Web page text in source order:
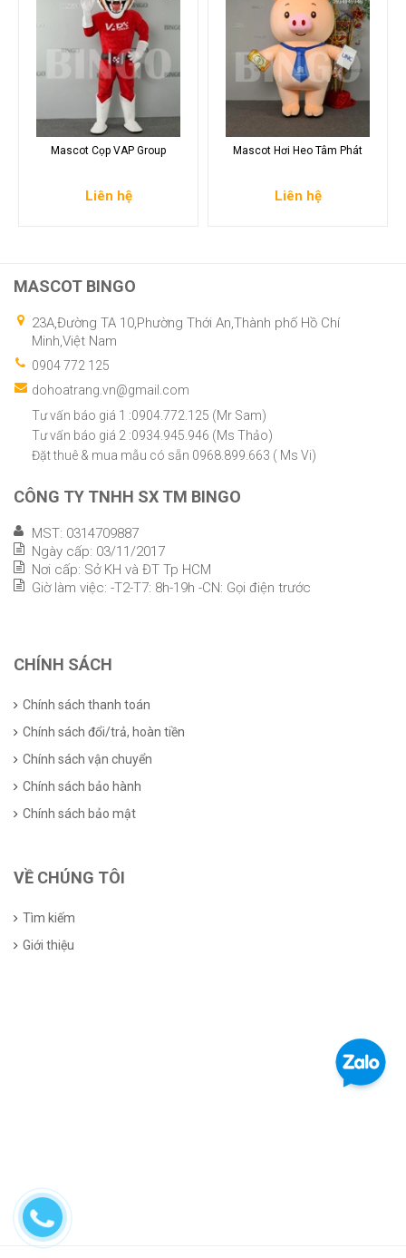
Mascot Cọp VAP Group
Liên hệ
Mascot Hơi Heo Tâm Phát
Liên hệ
MASCOT BINGO
23A,Đường TA 10,Phường Thới An,Thành phố Hồ Chí
Minh,Việt Nam
0904 772 125
dohoatrang.vn@gmail.com
Tư vấn báo giá 1 :0904.772.125 (Mr Sam)
Tư vấn báo giá 2 :0934.945.946 (Ms Thảo)
Đặt thuê & mua mẫu có sẵn 0968.899.663 ( Ms Vi)
CÔNG TY TNHH SX TM BINGO
MST: 0314709887
Ngày cấp: 03/11/2017
Nơi cấp: Sở KH và ĐT Tp HCM
Giờ làm việc: -T2-T7: 8h-19h -CN: Gọi điện trước
CHÍNH SÁCH
Chính sách thanh toán
Chính sách đổi/trả, hoàn tiền
Chính sách vận chuyển
Chính sách bảo hành
Chính sách bảo mật
VỀ CHÚNG TÔI
Tìm kiếm
Giới thiệu